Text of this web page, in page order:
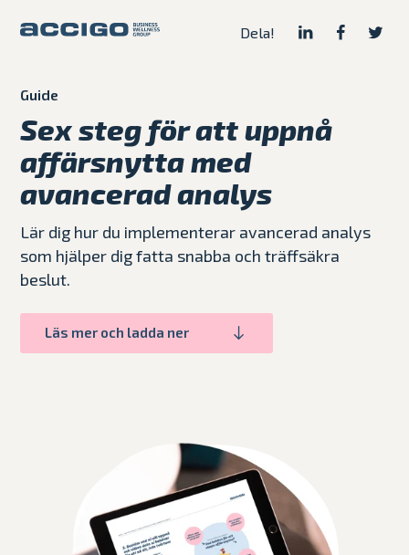
Dela!
Guide
Sex steg för att uppnå
affärsnytta med
avancerad analys
Lär dig hur du implementerar avancerad analys
som hjälper dig fatta snabba och träffsäkra
beslut.
Läs mer och ladda ner